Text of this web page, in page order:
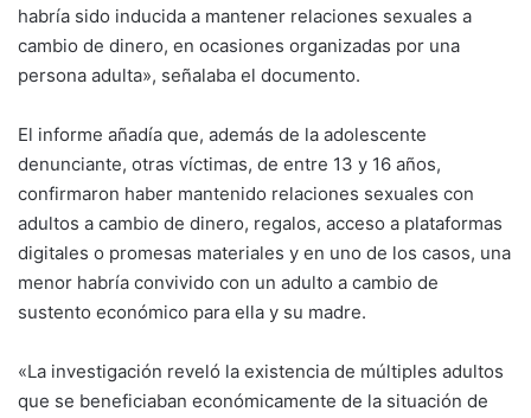
habría sido inducida a mantener relaciones sexuales a
cambio de dinero, en ocasiones organizadas por una
persona adulta», señalaba el documento.
El informe añadía que, además de la adolescente
denunciante, otras víctimas, de entre 13 y 16 años,
confirmaron haber mantenido relaciones sexuales con
adultos a cambio de dinero, regalos, acceso a plataformas
digitales o promesas materiales y en uno de los casos, una
menor habría convivido con un adulto a cambio de
sustento económico para ella y su madre.
«La investigación reveló la existencia de múltiples adultos
que se beneficiaban económicamente de la situación de